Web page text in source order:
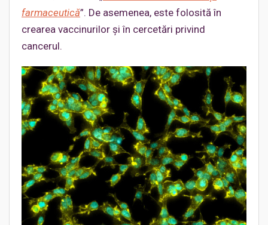
farmaceutică”. De asemenea, este folosită în
crearea vaccinurilor și în cercetări privind
cancerul.